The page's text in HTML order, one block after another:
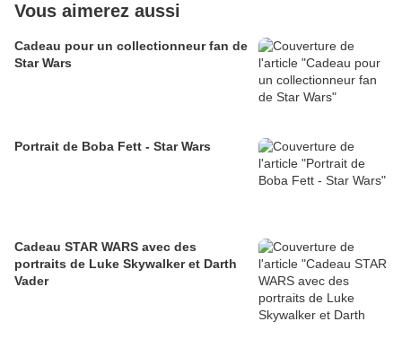
Vous aimerez aussi
Cadeau pour un collectionneur fan de
Star Wars
Portrait de Boba Fett - Star Wars
Cadeau STAR WARS avec des
portraits de Luke Skywalker et Darth
Vader